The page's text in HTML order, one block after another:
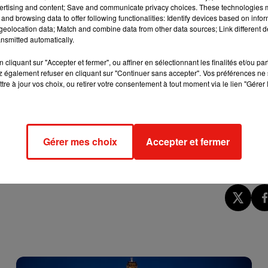
rester anonyme, a déclaré : «Je n’ai pas de réseaux
pouvais m’attendre à des réactions et qu’elles seraient
aux victimes et aux survivants». Il a ensuite ajouté : «
pas pour autant de cette plaque d’immatriculation
dat ze anderhalve meter afstand moeten houden”
and content; Save and communicate privacy choices. These technologies
browsing data to offer following functionalities: Identify devices based on
data; Match and combine data from other data sources; Link different
automatically.
cliquant sur "Accepter et fermer", ou affiner en sélectionnant les finalités et/ou
également refuser en cliquant sur "Continuer sans accepter". Vos préférences
à jour vos choix, ou retirer votre consentement à tout moment via le lien
Gérer mes choix Accepter et fermer